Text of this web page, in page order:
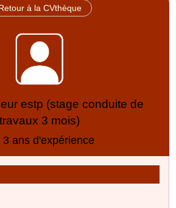
à la CVthèque
estp (stage conduite de
travaux 3 mois)
3 ans d'expérience